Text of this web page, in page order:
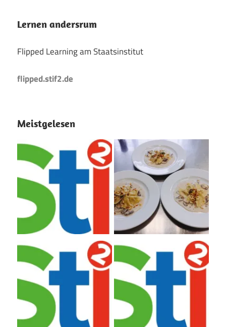
Lernen andersrum
Flipped Learning am Staatsinstitut
flipped.stif2.de
Meistgelesen